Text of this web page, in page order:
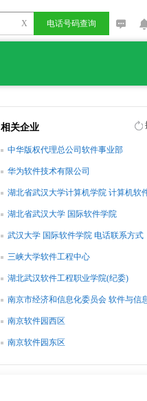
X 电话号码查询
相关企业
中华版权代理总公司软件事业部
华为软件技术有限公司
湖北省武汉大学计算机学院 计算机软
湖北省武汉大学 国际软件学院
武汉大学 国际软件学院 电话联系方式
三峡大学软件工程中心
湖北武汉软件工程职业学院(纪委)
南京市经济和信息化委员会 软件与信
南京软件园西区
南京软件园东区